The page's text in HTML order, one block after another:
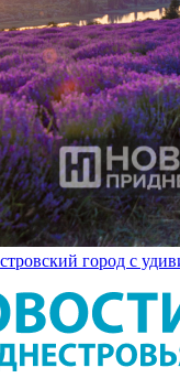
город с